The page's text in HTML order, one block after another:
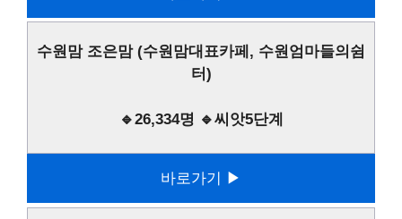
수원맘 조은맘 (수원맘대표카페, 수원엄마들의쉼
터)
🔹26,334명 🔹씨앗5단계
바로가기 ▶